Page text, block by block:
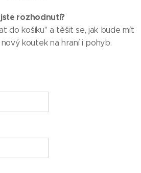
jste rozhodnutí?
do košíku" a těšit se, jak bude mít
koutek na hraní i pohyb.